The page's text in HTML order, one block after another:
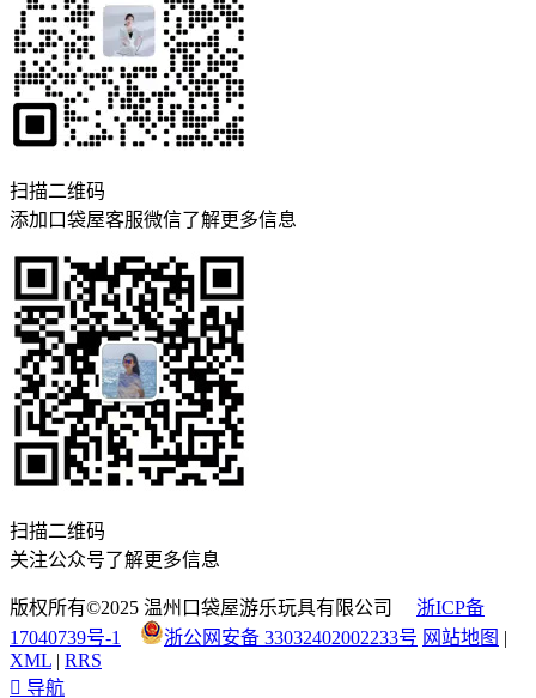
扫描二维码
添加口袋屋客服微信了解更多信息
扫描二维码
关注公众号了解更多信息
版权所有©2025 温州口袋屋游乐玩具有限公司 浙ICP备
17040739号-1
浙公网安备 33032402002233号 网站地图 |
XML | RRS
 导航